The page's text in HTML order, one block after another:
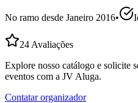
No ramo desde Janeiro 2016•
24 Avaliações
Explore nosso catálogo e solicite
eventos com a JV Aluga.
Contatar organizador